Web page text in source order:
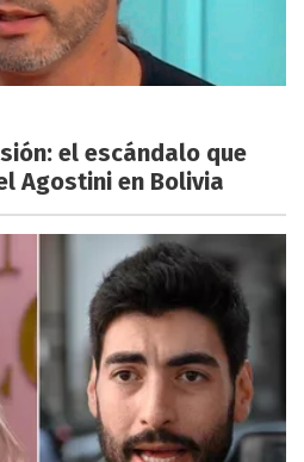
el escándalo que
Agostini en Bolivia